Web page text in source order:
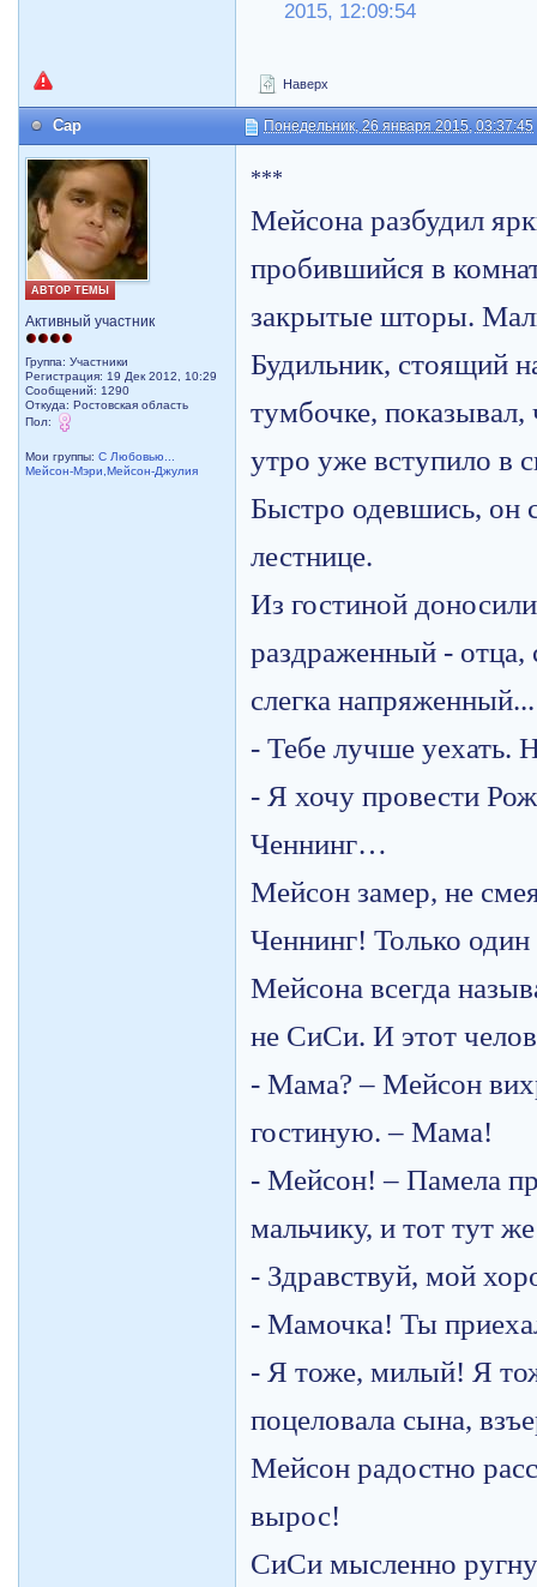
2015, 12:09:54
Наверх
Cap Понедельник, 26 января 2015, 03:37:45
АВТОР ТЕМЫ
Активный участник
Группа: Участники
Регистрация: 19 Дек 2012, 10:29
Сообщений: 1290
Откуда: Ростовская область
Пол:
Мои группы:С Любовью...
Мейсон-Мэри,Мейсон-Джулия
***
Мейсона разбудил
пробившийся в
закрытые шторы.
Будильник, стоящий
тумбочке, показывал,
утро уже вступило в
Быстро одевшись, он
лестнице.
Из гостиной
раздраженный -
слегка напряженный...
- Тебе лучше уехать.
- Я хочу провести
Ченнинг…
Мейсон замер, не
Ченнинг! Только
Мейсона всегда
не СиСи. И этот
- Мама? – Мейсон
гостиную. – Мама!
- Мейсон! – Памела
мальчику, и тот тут
- Здравствуй, мой
- Мамочка! Ты
- Я тоже, милый! Я
поцеловала сына,
Мейсон радостно
вырос!
СиСи мысленно